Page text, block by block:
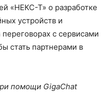
«НЕКС-Т» о разработке
устройств и
с сервисами
стать партнерами в
помощи GigaChat